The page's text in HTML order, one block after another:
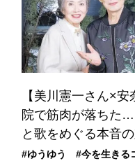
【美川憲一さん×
院で筋肉が落ちた
と歌をめぐる本音
#ゆうゆう #今を生きる